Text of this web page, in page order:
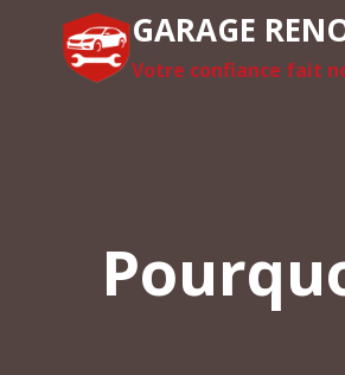
contenu
GARAGE
Votre confiance fait